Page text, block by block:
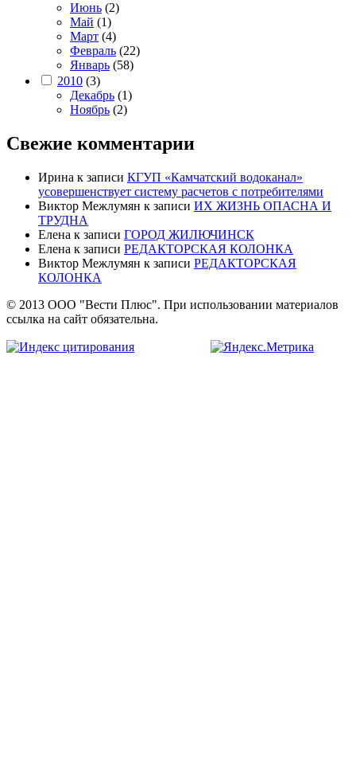
Июнь (2)
Май (1)
Март (4)
Февраль (22)
Январь (58)
2010 (3)
Декабрь (1)
Ноябрь (2)
Свежие комментарии
Ирина к записи КГУП «Камчатский водоканал»
усовершенствует систему расчетов с потребителями
Виктор Межлумян к записи ИХ ЖИЗНЬ ОПАСНА И
ТРУДНА
Елена к записи ГОРОД ЖИЛЮЧИНСК
Елена к записи РЕДАКТОРСКАЯ КОЛОНКА
Виктор Межлумян к записи РЕДАКТОРСКАЯ
КОЛОНКА
© 2013 ООО "Вести Плюс". При использовании материалов
ссылка на сайт обязательна.